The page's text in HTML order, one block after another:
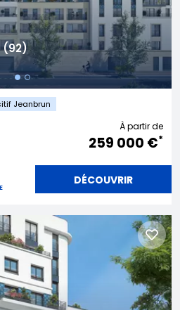
(92)
Jeanbrun
À partir de
259 000 €*
DÉCOUVRIR